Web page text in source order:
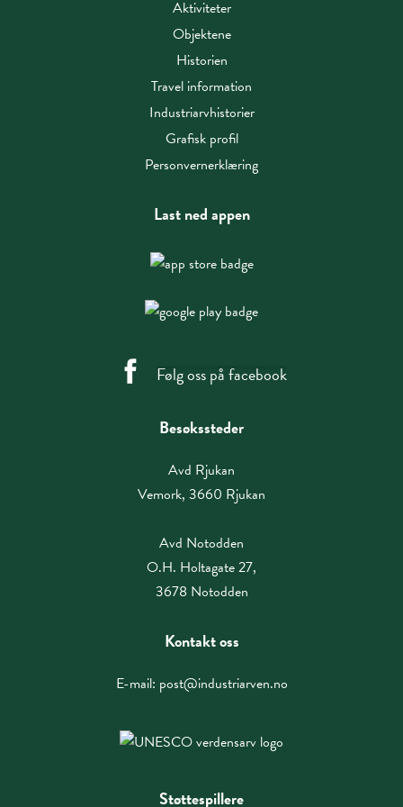
Aktiviteter
Objektene
Historien
Travel information
Industriarvhistorier
Grafisk profil
Personvernerklæring
Last ned appen
Følg oss på facebook
Besøkssteder
Avd Rjukan
Vemork, 3660 Rjukan
Avd Notodden
O.H. Holtagate 27,
3678 Notodden
Kontakt oss
E-mail: post@industriarven.no
Støttespillere